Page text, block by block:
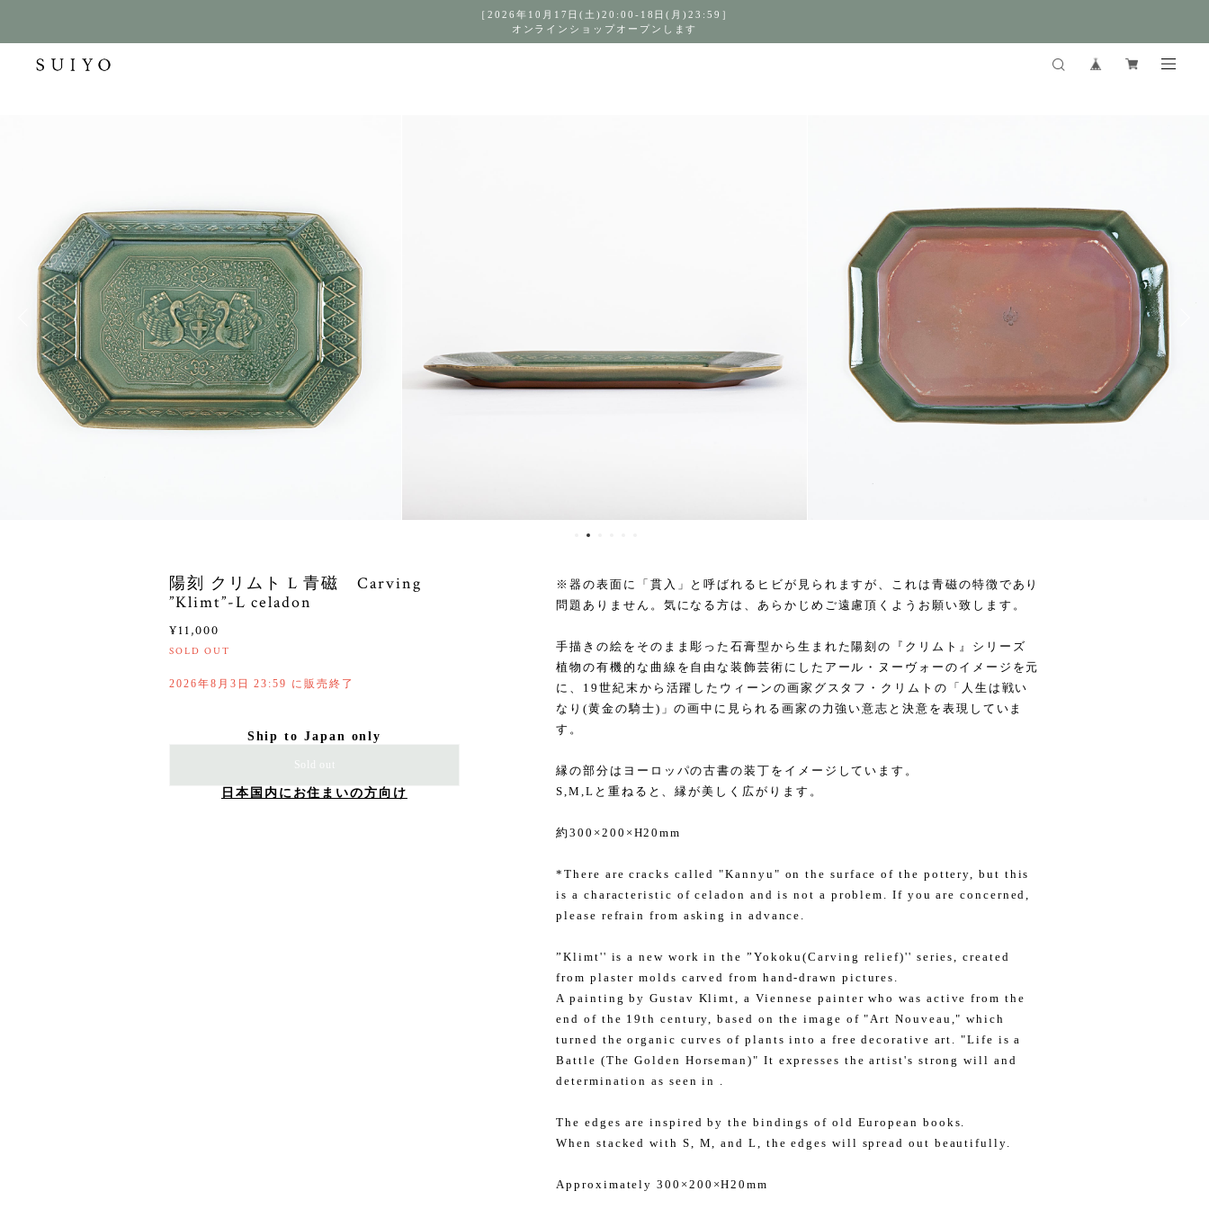
［2026年10月17日(土)20:00-18日(月)23:59］
オンラインショップオープンします
陽刻 クリムト L 青磁 Carving
”Klimt”-L celadon
¥11,000
SOLD OUT
2026年8月3日 23:59 に販売終了
Ship to Japan only
Sold out
日本国内にお住まいの方向け
※器の表面に「貫入」と呼ばれるヒビが見られますが、これは青磁の特徴であり
問題ありません。気になる方は、あらかじめご遠慮頂くようお願い致します。
手描きの絵をそのまま彫った石膏型から生まれた陽刻の『クリムト』シリーズ
植物の有機的な曲線を自由な装飾芸術にしたアール・ヌーヴォーのイメージを元
に、19世紀末から活躍したウィーンの画家グスタフ・クリムトの「人生は戦い
なり(黄金の騎士)」の画中に見られる画家の力強い意志と決意を表現していま
す。
縁の部分はヨーロッパの古書の装丁をイメージしています。
S,M,Lと重ねると、縁が美しく広がります。
約300×200×H20mm
*There are cracks called "Kannyu" on the surface of the pottery, but this
is a characteristic of celadon and is not a problem. If you are concerned,
please refrain from asking in advance.
”Klimt'' is a new work in the ”Yokoku(Carving relief)'' series, created
from plaster molds carved from hand-drawn pictures.
A painting by Gustav Klimt, a Viennese painter who was active from the
end of the 19th century, based on the image of "Art Nouveau," which
turned the organic curves of plants into a free decorative art. "Life is a
Battle (The Golden Horseman)" It expresses the artist's strong will and
determination as seen in .
The edges are inspired by the bindings of old European books.
When stacked with S, M, and L, the edges will spread out beautifully.
Approximately 300×200×H20mm